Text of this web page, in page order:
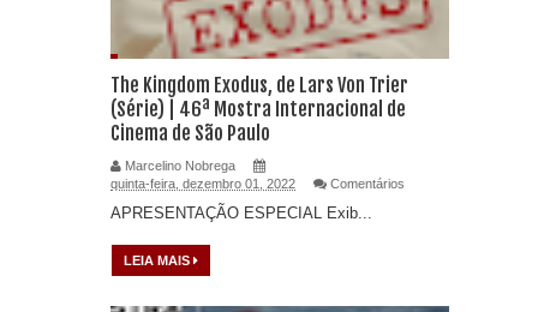
The Kingdom Exodus, de Lars Von Trier
(Série) | 46ª Mostra Internacional de
Cinema de São Paulo
Marcelino Nobrega
quinta-feira, dezembro 01, 2022
Comentários
APRESENTAÇÃO ESPECIAL Exib...
LEIA MAIS